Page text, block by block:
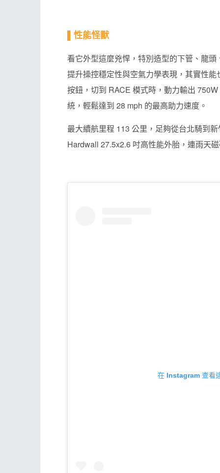
▌性能怪獸
看它外型這麼兇悍，特別造型的下管、龍
提升操控穩定性與空氣力學表現，其實性
按鈕，切到 RACE 模式時，動力輸出
統，輕鬆達到 28 mph 的最高助力速度。
最大續航里程 113 公里，足夠從台北騎到
Hardwall 27.5x2.6 吋高性能外胎，連雨天
在 Instagram 查看